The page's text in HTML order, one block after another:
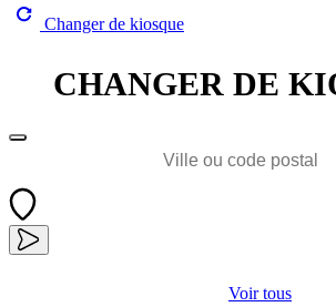
Changer de kiosque
CHANGER DE
Voir tous